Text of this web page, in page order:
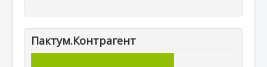
Пактум.Контрагент